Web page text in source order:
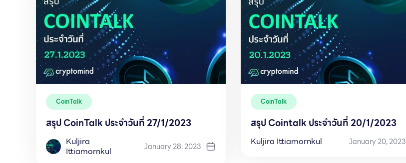
CoinTalk
สรุป CoinTalk ประจำวันที่ 27/1/2023
Kuljira
Ittiamornkul
January 28, 2023
CoinTalk
สรุป Cointalk ประจำวันที่ 20/1/2023
Kuljira Ittiamornkul January 20, 2023